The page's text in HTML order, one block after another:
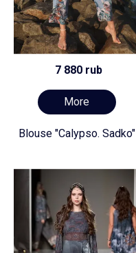
7 880 rub
More
Blouse "Calypso. Sadko"